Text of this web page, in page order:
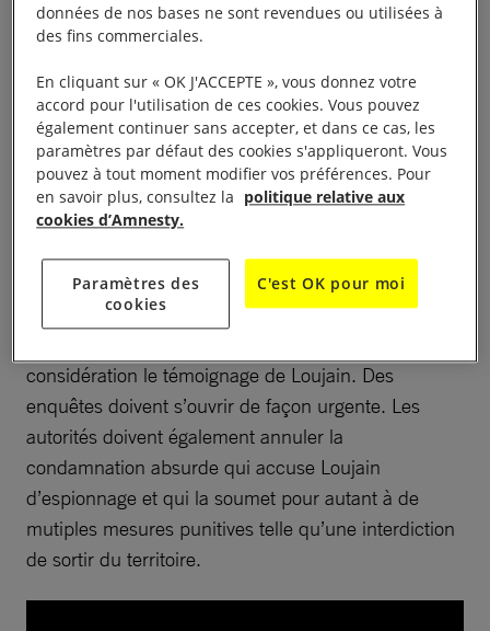
prouve qu’ensemble, nous avons le pouvoir de faire
bouger les lignes en faveur d’un monde plus juste.
Et parfois même, de sauver des vies.
À lire aussi :
Arabie saoudite : la condamnation à mort de
trois militants vient d’être annulée
En prison, Loujain a été victime d’actes de torture.
qu’elles reconnaissent ces actes et traduisent en
justice les personnes responsables. Au moment de
considération le témoignage de Loujain. Des
enquêtes doivent s’ouvrir de façon urgente. Les
autorités doivent également annuler la
condamnation absurde qui accuse Loujain
d’espionnage et qui la soumet pour autant à de
mutiples mesures punitives telle qu’une interdiction
de sortir du territoire.
données de nos bases ne sont revendues ou utilisées à
des fins commerciales.
En cliquant sur « OK J'ACCEPTE », vous donnez votre
accord pour l'utilisation de ces cookies. Vous pouvez
également continuer sans accepter, et dans ce cas, les
paramètres par défaut des cookies s'appliqueront. Vous
pouvez à tout moment modifier vos préférences. Pour
en savoir plus, consultez la politique relative aux
cookies d’Amnesty.
Paramètres des
cookies
C'est OK pour moi